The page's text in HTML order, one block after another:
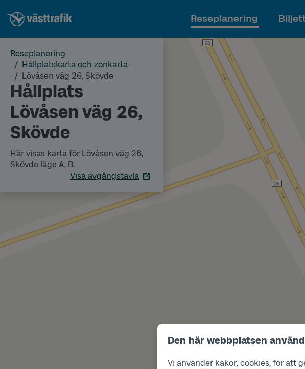
Den här webbplatsen
Vi använder kakor, cookies, för att
Reseplanering
Reseplanering
Hållplatskarta och zonkarta
Lövåsen väg 26, Skövde
Hållplats
Lövåsen väg 26,
Skövde
Här visas karta för Lövåsen väg 26,
Skövde läge A, B.
Visa avgångstavla